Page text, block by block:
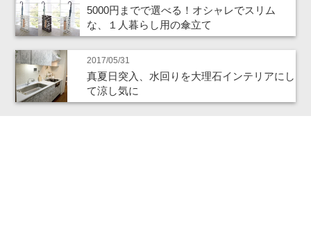
5000円までで選べる！オシャレでスリム
な、１人暮らし用の傘立て
2017/05/31
真夏日突入、水回りを大理石インテリアにし
て涼し気に